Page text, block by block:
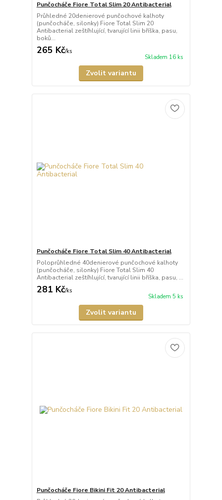
Punčocháče Fiore Total Slim 20 Antibacterial
Průhledné 20denierové punčochové kalhoty
(punčocháče, silonky) Fiore Total Slim 20
Antibacterial zeštíhlující, tvarující linii bříška, pasu,
boků...
265 Kč/ks
Skladem 16 ks
Zvolit variantu
Punčocháče Fiore Total Slim 40 Antibacterial
Poloprůhledné 40denierové punčochové kalhoty
(punčocháče, silonky) Fiore Total Slim 40
Antibacterial zeštíhlující, tvarující linii bříška, pasu, ...
281 Kč/ks
Skladem 5 ks
Zvolit variantu
Punčocháče Fiore Bikini Fit 20 Antibacterial